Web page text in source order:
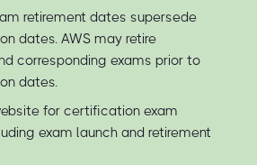
retirement dates supersede
dates. AWS may retire
corresponding exams prior to
dates.
for certification exam
exam launch and retirement